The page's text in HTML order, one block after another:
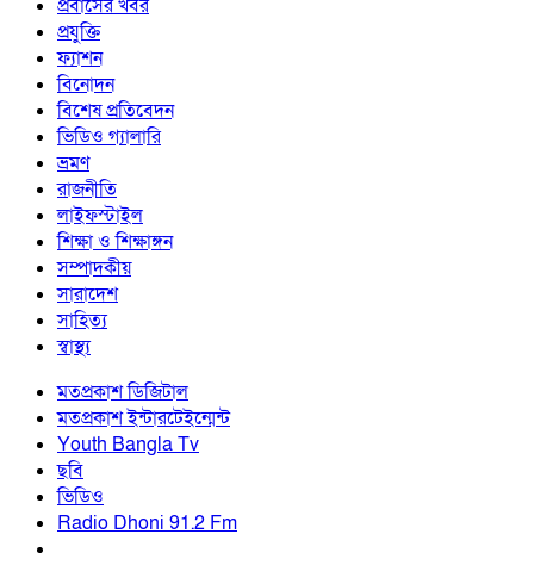
প্রবাসের খবর
প্রযুক্তি
ফ্যাশন
বিনোদন
বিশেষ প্রতিবেদন
ভিডিও গ্যালারি
ভ্রমণ
রাজনীতি
লাইফস্টাইল
শিক্ষা ও শিক্ষাঙ্গন
সম্পাদকীয়
সারাদেশ
সাহিত্য
স্বাস্থ্য
মতপ্রকাশ ডিজিটাল
মতপ্রকাশ ইন্টারটেইন্মেন্ট
Youth Bangla Tv
ছবি
ভিডিও
Radio Dhoni 91.2 Fm